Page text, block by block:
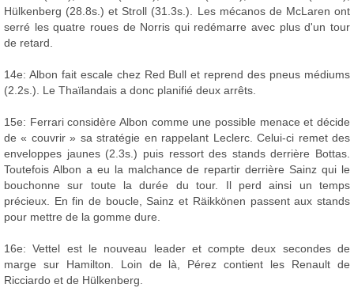
Hülkenberg (28.8s.) et Stroll (31.3s.). Les mécanos de McLaren ont
serré les quatre roues de Norris qui redémarre avec plus d'un tour
de retard.
14e: Albon fait escale chez Red Bull et reprend des pneus médiums
(2.2s.). Le Thaïlandais a donc planifié deux arrêts.
15e: Ferrari considère Albon comme une possible menace et décide
de « couvrir » sa stratégie en rappelant Leclerc. Celui-ci remet des
enveloppes jaunes (2.3s.) puis ressort des stands derrière Bottas.
Toutefois Albon a eu la malchance de repartir derrière Sainz qui le
bouchonne sur toute la durée du tour. Il perd ainsi un temps
précieux. En fin de boucle, Sainz et Räikkönen passent aux stands
pour mettre de la gomme dure.
16e: Vettel est le nouveau leader et compte deux secondes de
marge sur Hamilton. Loin de là, Pérez contient les Renault de
Ricciardo et de Hülkenberg.